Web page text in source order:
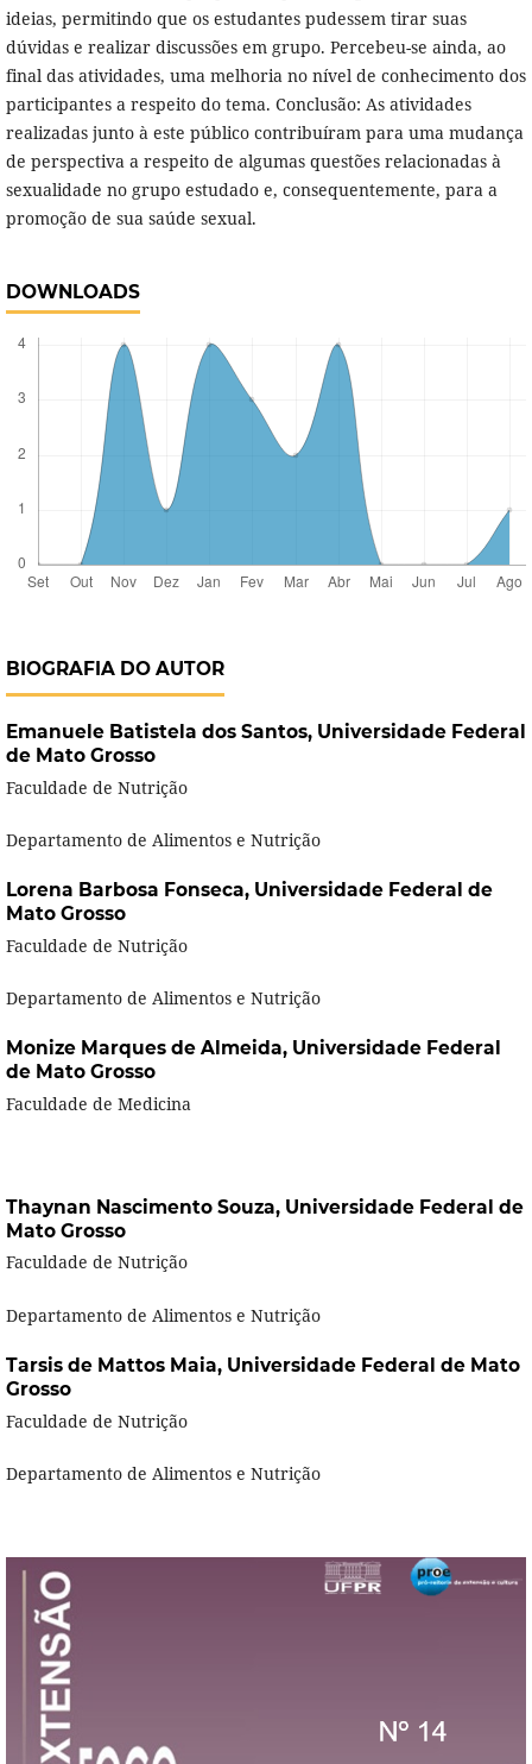
ideias, permitindo que os estudantes pudessem tirar suas
dúvidas e realizar discussões em grupo. Percebeu-se ainda, ao
final das atividades, uma melhoria no nível de conhecimento dos
participantes a respeito do tema. Conclusão: As atividades
realizadas junto à este público contribuíram para uma mudança
de perspectiva a respeito de algumas questões relacionadas à
sexualidade no grupo estudado e, consequentemente, para a
promoção de sua saúde sexual.
DOWNLOADS
BIOGRAFIA DO AUTOR
Emanuele Batistela dos Santos, Universidade Federal
de Mato Grosso
Faculdade de Nutrição
Departamento de Alimentos e Nutrição
Lorena Barbosa Fonseca, Universidade Federal de
Mato Grosso
Faculdade de Nutrição
Departamento de Alimentos e Nutrição
Monize Marques de Almeida, Universidade Federal
de Mato Grosso
Faculdade de Medicina
Thaynan Nascimento Souza, Universidade Federal de
Mato Grosso
Faculdade de Nutrição
Departamento de Alimentos e Nutrição
Tarsis de Mattos Maia, Universidade Federal de Mato
Grosso
Faculdade de Nutrição
Departamento de Alimentos e Nutrição